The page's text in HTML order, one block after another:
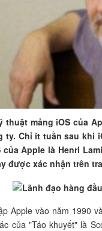
thuật mảng iOS của
ty. Chỉ ít tuần sau khi
của Apple là Henri
được xác nhận trên
Apple vào năm 1990
của "Táo khuyết" là